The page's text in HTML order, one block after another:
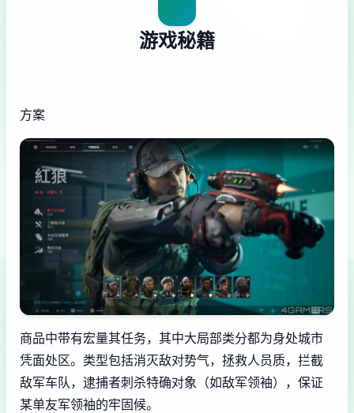
游戏秘籍
方案
商品中带有宏量其任务，其中大局部类分都为身处城市
凭面处区。类型包括消灭敌对势气，拯救人员质，拦截
敌军车队，逮捕者刺杀特确对象（如敌军领袖），保证
某单友军领袖的牢固候。